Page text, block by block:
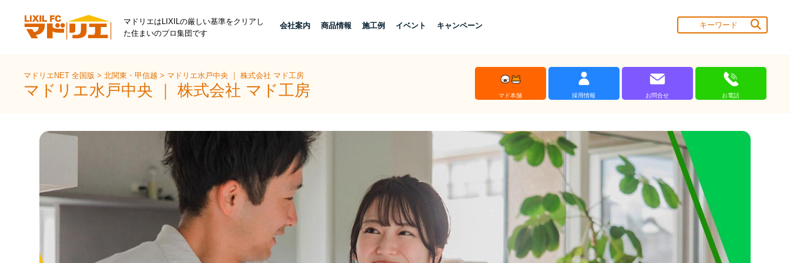
マドリエはLIXILの厳しい基準をクリアし
た住まいのプロ集団です
会社案内 商品情報 施工例 イベント キャンペーン
マドリエNET 全国版>北関東・甲信越> マドリエ水戸中央 ｜ 株式会社 マド工房
マドリエ水戸中央 ｜ 株式会社 マド工房 マド本舗 採用情報 お問合せ お電話